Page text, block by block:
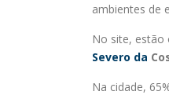
ambientes de
No site, estão
Severo da
Na cidade,